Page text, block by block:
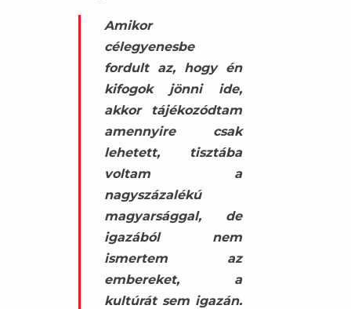
Amikor
célegyenesbe
fordult az, hogy én
kifogok jönni ide,
akkor tájékozódtam
amennyire csak
lehetett, tisztába
voltam a
nagyszázalékú
magyarsággal, de
igazából nem
ismertem az
embereket, a
kultúrát sem igazán.